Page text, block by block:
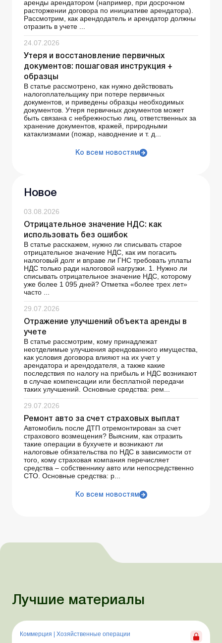
аренды арендатором (например, при досрочном
расторжении договора по инициативе арендатора).
Рассмотрим, как арендодатель и арендатор должны
отразить в учете ...
24.07.2026
Утеря и восстановление первичных
документов: пошаговая инструкция +
образцы
В статье рассмотрено, как нужно действовать
налогоплательщику при потере первичных
документов, и приведены образцы необходимых
документов. Утеря первичных документов может
быть связана с небрежностью лиц, ответственных за
хранение документов, кражей, природными
катаклизмами (пожар, наводнение и т. д...
Ко всем новостям
Новое
03.08.2026
Отрицательное значение НДС: как
использовать без ошибок
В статье расскажем, нужно ли списывать старое
отрицательное значение НДС, как им погасить
налоговый долг и вправе ли ГНС требовать уплаты
НДС только ради налоговой нагрузки. 1. Нужно ли
списывать отрицательное значение НДС, которому
уже более 1 095 дней? Отметка «более трех лет»
часто ...
29.07.2026
Отражение улучшений объекта аренды в
учете
В статье рассмотрим, кому принадлежат
неотделимые улучшения арендованного имущества,
как условия договора влияют на их учет у
арендатора и арендодателя, а также какие
последствия по налогу на прибыль и НДС возникают
в случае компенсации или бесплатной передачи
таких улучшений. Основные средства: рем...
29.07.2026
Ремонт авто за счет страховых выплат
Автомобиль после ДТП отремонтирован за счет
страхового возмещения? Выясним, как отразить
такие операции в бухучете и возникают ли
налоговые обязательства по НДС в зависимости от
того, кому страховая компания перечисляет
средства – собственнику авто или непосредственно
СТО. Основные средства: р...
Ко всем новостям
Лучшие материалы
Коммерция Хозяйственные операции